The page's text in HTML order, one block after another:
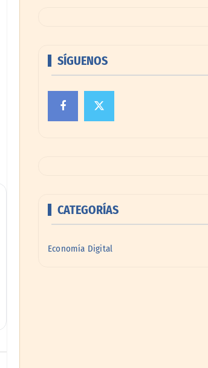
SÍGUENOS
CATEGORÍAS
Economía Digital